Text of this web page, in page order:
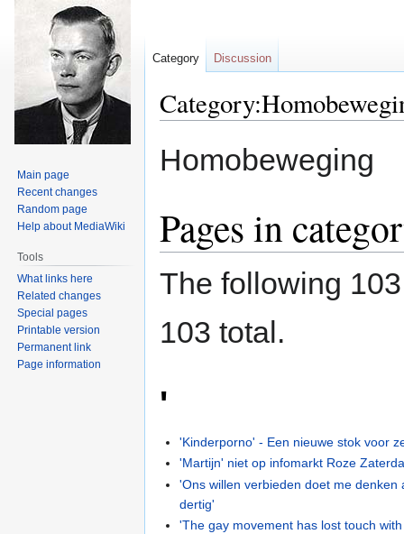
to
to
Homobeweging
Pages in
The following
103 total.
'
'Kinderporno' - Een nieuwe stok voor
'Martijn' niet op infomarkt Roze
'Ons willen verbieden doet me denken
dertig'
'The gay movement has lost touch
Category Discussion
Main page
Recent changes
Random page
Help about MediaWiki
Tools
What links here
Related changes
Special pages
Printable version
Permanent link
Page information